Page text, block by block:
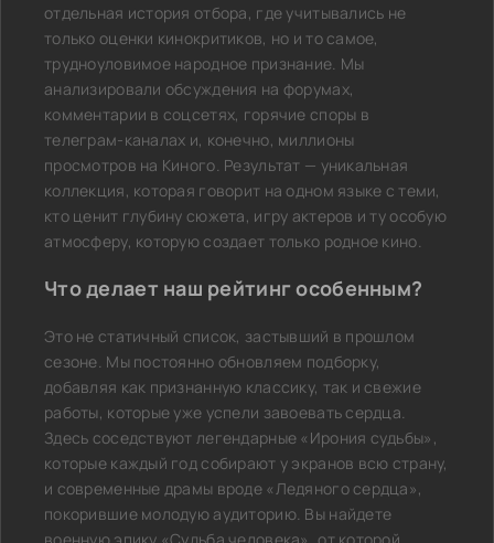
отдельная история отбора, где учитывались не
только оценки кинокритиков, но и то самое,
трудноуловимое народное признание. Мы
анализировали обсуждения на форумах,
комментарии в соцсетях, горячие споры в
телеграм-каналах и, конечно, миллионы
просмотров на Киного. Результат — уникальная
коллекция, которая говорит на одном языке с теми,
кто ценит глубину сюжета, игру актеров и ту особую
атмосферу, которую создает только родное кино.
Что делает наш рейтинг особенным?
Это не статичный список, застывший в прошлом
сезоне. Мы постоянно обновляем подборку,
добавляя как признанную классику, так и свежие
работы, которые уже успели завоевать сердца.
Здесь соседствуют легендарные «Ирония судьбы»,
которые каждый год собирают у экранов всю страну,
и современные драмы вроде «Ледяного сердца»,
покорившие молодую аудиторию. Вы найдете